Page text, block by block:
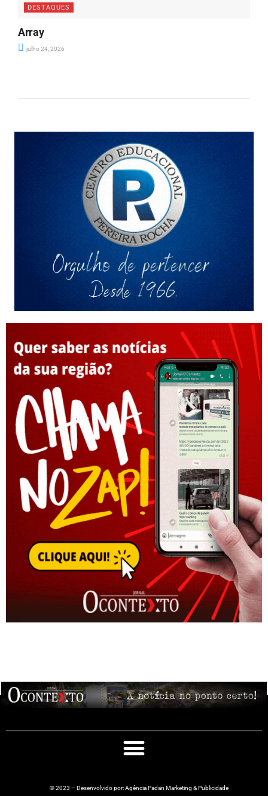
DESTAQUES
Array
julho 24, 2026
© 2023 – Desenvolvido por: Agência Padan Marketing & Publicidade